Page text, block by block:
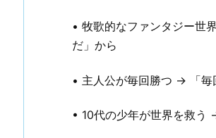
• 牧歌的なファンタジー世
だ」から
• 主人公が毎回勝つ → 「毎
• 10代の少年が世界を救う